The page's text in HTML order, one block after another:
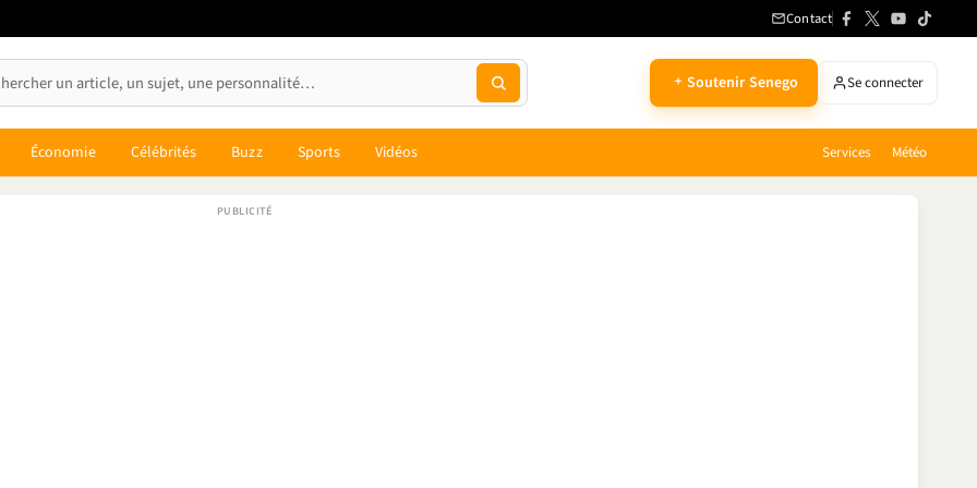
Contact
Soutenir Senego Se connecter
Économie Célébrités Buzz Sports Vidéos Services Météo